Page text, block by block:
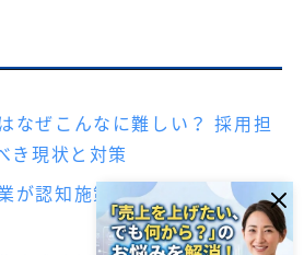
なぜこんなに難しい？ 採用担
き現状と対策
が認知施策を怠ってはいけな